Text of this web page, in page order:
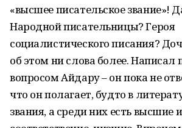
«высшее писательское звание»!
Народной писательницы? Героя
социалистического писания?
об этом ни слова более. Написал
вопросом Айдару – он пока не
что он полагает, будто в
звания, а среди них есть высшие